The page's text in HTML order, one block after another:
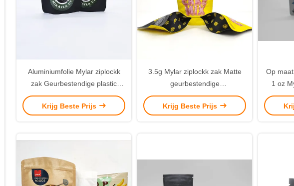
Aluminiumfolie Mylar ziplockk
zak Geurbestendige plastic
verpakking voor wiet
Krijg Beste Prijs
3.5g Mylar ziplockk zak Matte
geurbestendige
kinderbestendige stand-up zak
Krijg Beste Prijs
Op
1 oz